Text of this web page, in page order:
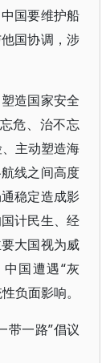
国要维护船
国协调，涉
造国家安全
危、治不忘
主动塑造海
线之间高度
稳定造成影
计民生、经
大国视为威
国遭遇“灰
负面影响。
带一路”倡议